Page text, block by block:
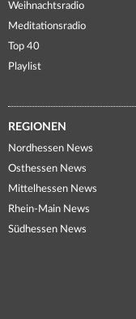
Weihnachtsradio
Meditationsradio
Top 40
Playlist
REGIONEN
Nordhessen News
Osthessen News
Mittelhessen News
Rhein-Main News
Südhessen News